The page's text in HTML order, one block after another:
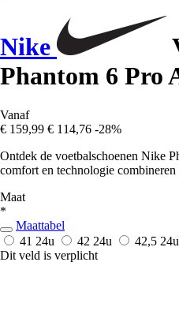
Nike
Phantom 6 Pro
Vanaf
€ 159,99 € 114,76 -28%
Ontdek de voetbalschoenen Nike
comfort en technologie
Maat
*
Maattabel
41 24u 42 24u 42,5 24u
Dit veld is verplicht